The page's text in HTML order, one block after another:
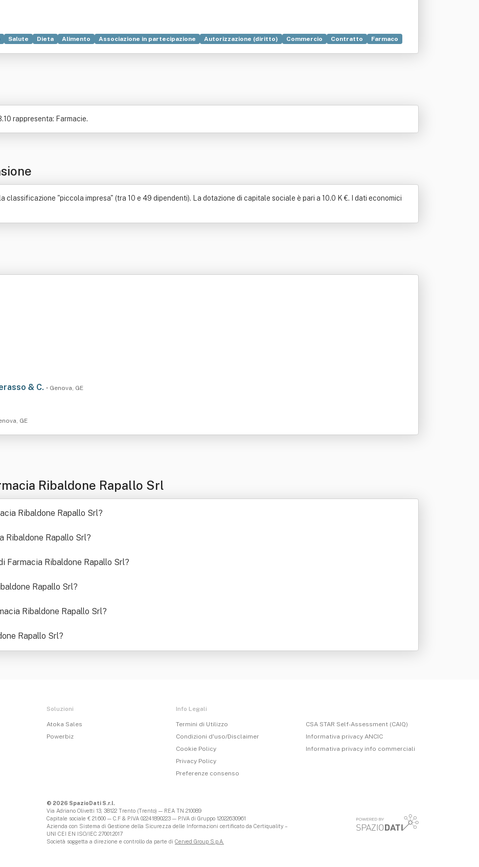
Salute Dieta Alimento Associazione in partecipazione Autorizzazione (diritto) Commercio Contratto
Farmaco
rappresenta: Farmacie.
classificazione "piccola impresa" (tra 10 e 49 dipendenti). La dotazione di capitale sociale è pari a 10.0 K €. I dati economici
& C. • Genova, GE
GE
Ribaldone Rapallo Srl
Ribaldone Rapallo Srl?
Ribaldone Rapallo Srl?
Farmacia Ribaldone Rapallo Srl?
Rapallo Srl?
Ribaldone Rapallo Srl?
Rapallo Srl?
Soluzioni
Atoka Sales
Powerbiz
Info Legali
Termini di Utilizzo
Condizioni d'uso/Disclaimer
Cookie Policy
Privacy Policy
Preferenze consenso
CSA STAR Self-Assessment (CAIQ)
Informativa privacy ANCIC
Informativa privacy info commerciali
© 2026 SpazioDati S.r.l.
Via Adriano Olivetti 13, 38122 Trento (Trento) — REA TN 210089
Capitale sociale € 21.600 — C.F & P.IVA 02241890223 — P.IVA di Gruppo 12022630961
Azienda con Sistema di Gestione della Sicurezza delle Informazioni certificato da Certiquality –
UNI CEI EN ISO/IEC 27001:2017
Società soggetta a direzione e controllo da parte di Cerved Group S.p.A.